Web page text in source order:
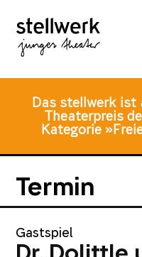
Hauptmenü
Inhalt
springen
Fusszeile
springen
Das stellwerk ist
Theaterpreis
Kategorie
Termin
Gastspiel